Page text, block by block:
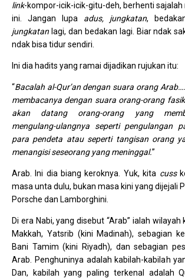
link-kompor-icik-icik-gitu-deh, berhenti
ini. Jangan lupa adus, jungkatan,
jungkatan lagi, dan bedakan lagi. Biar ndak
ndak bisa tidur sendiri.
Ini dia hadits yang ramai dijadikan rujukan itu:
“Bacalah al-Qur’an dengan suara orang
membacanya dengan suara orang-orang
akan datang orang-orang yang
mengulang-ulangnya seperti pengulangan
para pendeta atau seperti tangisan orang
menangisi seseorang yang meninggal.”
Arab. Ini dia biang keroknya. Yuk, kita cuss
masa unta dulu, bukan masa kini yang dijejali
Porsche dan Lamborghini.
Di era Nabi, yang disebut “Arab” ialah
Makkah, Yatsrib (kini Madinah), sebagian
Bani Tamim (kini Riyadh), dan sebagian
Arab. Penghuninya adalah kabilah-kabilah
Dan, kabilah yang paling terkenal adalah